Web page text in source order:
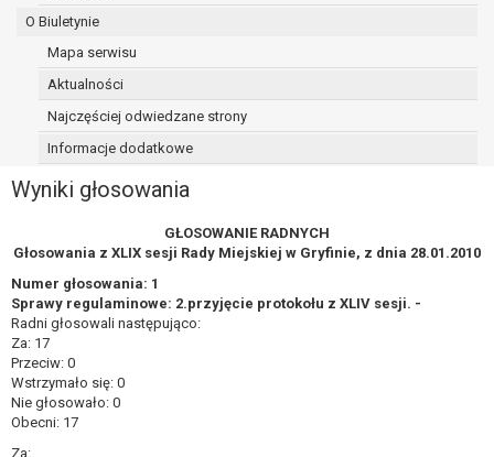
O Biuletynie
Mapa serwisu
Aktualności
Najczęściej odwiedzane strony
Informacje dodatkowe
Wyniki głosowania
GŁOSOWANIE RADNYCH
Głosowania z XLIX sesji Rady Miejskiej w Gryfinie, z dnia 28.01.2010
Numer głosowania: 1
Sprawy regulaminowe: 2.przyjęcie protokołu z XLIV sesji. -
Radni głosowali następująco:
Za: 17
Przeciw: 0
Wstrzymało się: 0
Nie głosowało: 0
Obecni: 17
Za: